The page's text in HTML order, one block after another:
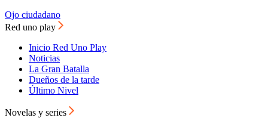
Ojo ciudadano
Red uno play
Inicio Red Uno Play
Noticias
La Gran Batalla
Dueños de la tarde
Último Nivel
Novelas y series